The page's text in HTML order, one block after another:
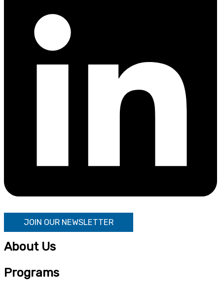
JOIN OUR NEWSLETTER
About Us
Programs